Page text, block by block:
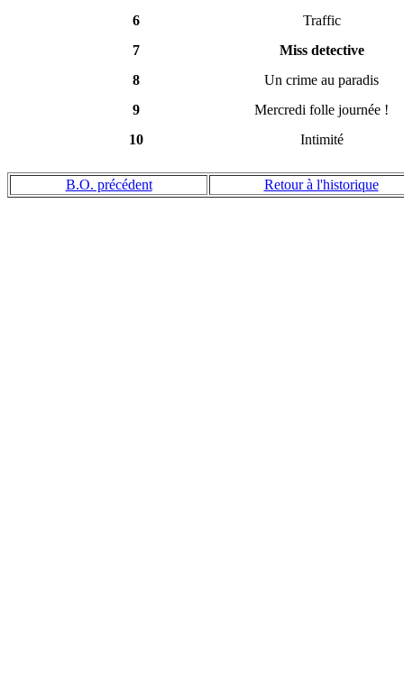
6
Traffic
7
Miss detective
8
Un crime au paradis
9
Mercredi folle journée !
10
Intimité
B.O. précédent Retour à l'historique